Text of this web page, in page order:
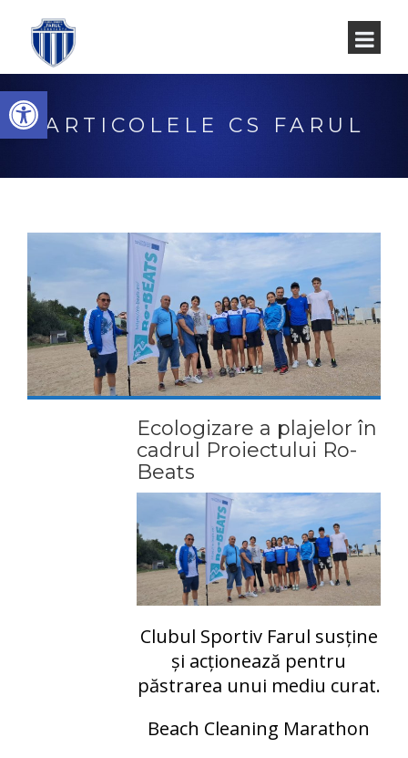
Deschide bara de unelte
ARTICOLELE CS FARUL
Ecologizare a plajelor în
cadrul Proiectului Ro-
Beats
Clubul Sportiv Farul susține
și acționează pentru
păstrarea unui mediu curat.
Beach Cleaning Marathon